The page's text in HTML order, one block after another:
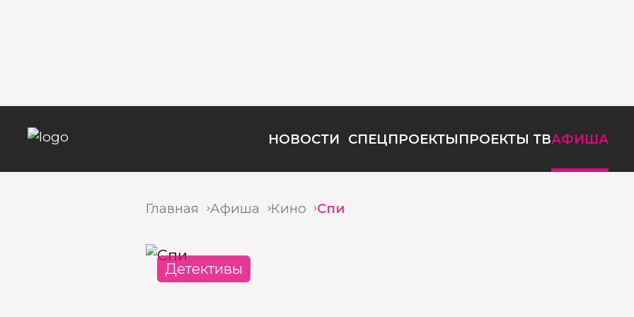
НОВОСТИ СПЕЦПРОЕКТЫПРОЕКТЫ ТВАФИША
Главная Афиша Кино Спи
Детективы